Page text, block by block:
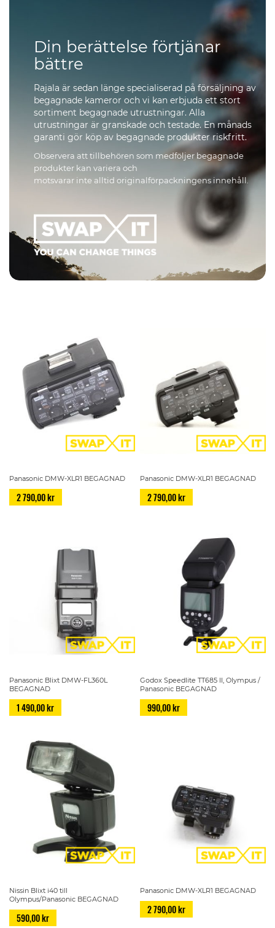
Din berättelse förtjänar
bättre
Rajala är sedan länge specialiserad på försäljning av
begagnade kameror och vi kan erbjuda ett stort
sortiment begagnade utrustningar. Alla
utrustningar är granskade och testade. En månads
garanti gör köp av begagnade produkter riskfritt.
Observera att tillbehören som medföljer begagnade
produkter kan variera och
motsvarar inte alltid originalförpackningens innehåll.
Panasonic DMW-XLR1 BEGAGNAD
2 790,00 kr
Panasonic DMW-XLR1 BEGAGNAD
2 790,00 kr
Panasonic Blixt DMW-FL360L
BEGAGNAD
1 490,00 kr
Godox Speedlite TT685 II, Olympus /
Panasonic BEGAGNAD
990,00 kr
Nissin Blixt i40 till
Olympus/Panasonic BEGAGNAD
590,00 kr
Panasonic DMW-XLR1 BEGAGNAD
2 790,00 kr